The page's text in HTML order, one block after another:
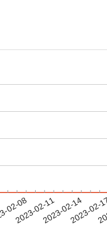
02-08
2023-02-112023-02-14
2023-